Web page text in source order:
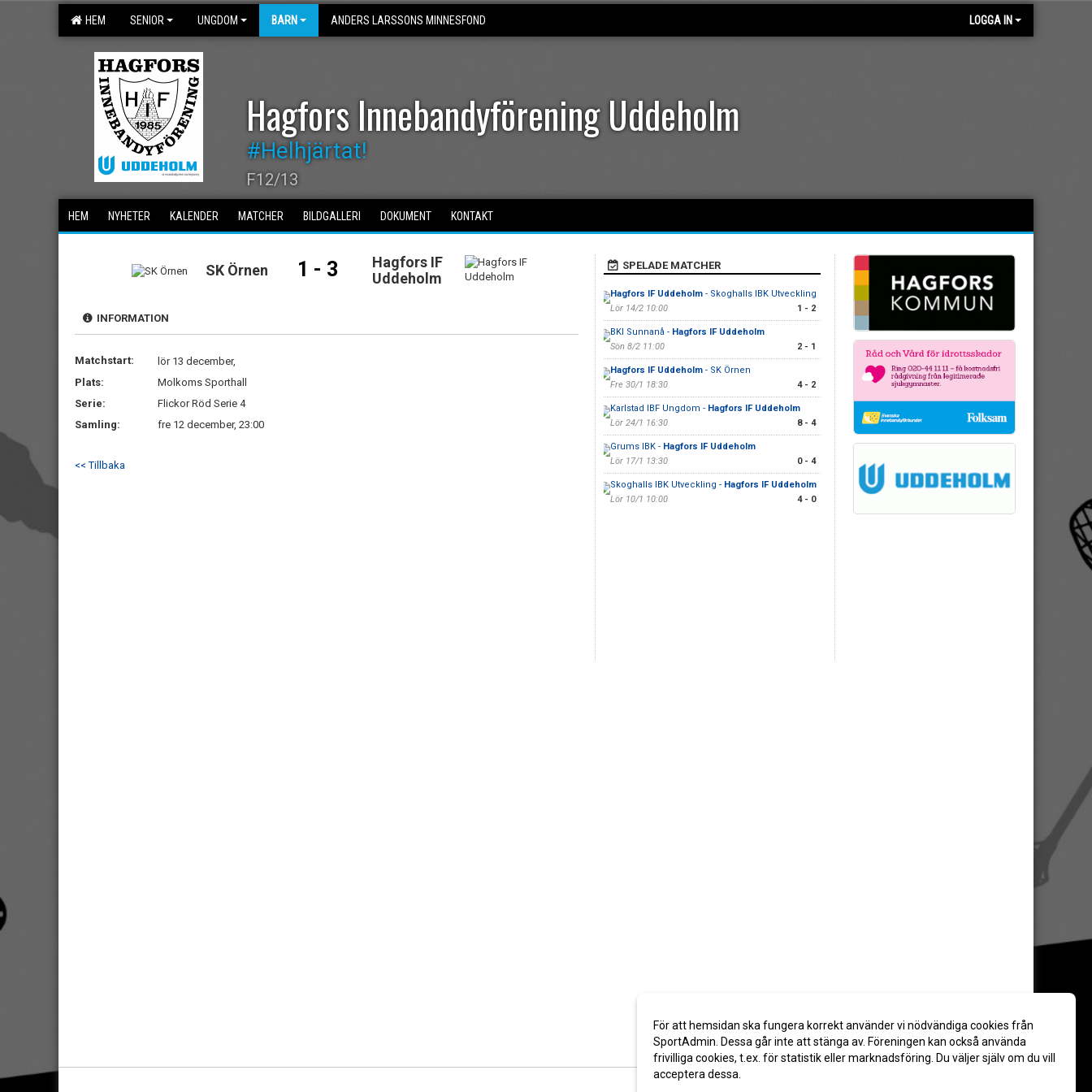
HEM SENIOR UNGDOM BARN ANDERS LARSSONS MINNESFOND LOGGA IN
Hagfors Innebandyförening Uddeholm
#Helhjärtat!
F12/13
HEM NYHETER KALENDER MATCHER BILDGALLERI DOKUMENT KONTAKT
SK Örnen 1 - 3
Hagfors IF
Uddeholm
INFORMATION
Matchstart:
lör 13 december,
Plats:
Molkoms Sporthall
Serie:
Flickor Röd Serie 4
Samling:
fre 12 december, 23:00
<< Tillbaka
SPELADE MATCHER
Hagfors IF Uddeholm- Skoghalls IBK Utveckling
Lör 14/2 10:00
1 - 2
BKI Sunnanå - Hagfors IF Uddeholm
Sön 8/2 11:00
2 - 1
Hagfors IF Uddeholm- SK Örnen
Fre 30/1 18:30
4 - 2
Karlstad IBF Ungdom - Hagfors IF Uddeholm
Lör 24/1 16:30
8 - 4
Grums IBK - Hagfors IF Uddeholm
Lör 17/1 13:30
0 - 4
Skoghalls IBK Utveckling - Hagfors IF Uddeholm
Lör 10/1 10:00
4 - 0
För att hemsidan ska fungera korrekt använder vi nödvändiga cookies från
SportAdmin. Dessa går inte att stänga av. Föreningen kan också använda
frivilliga cookies, t.ex. för statistik eller marknadsföring. Du väljer själv om du vill
acceptera dessa.